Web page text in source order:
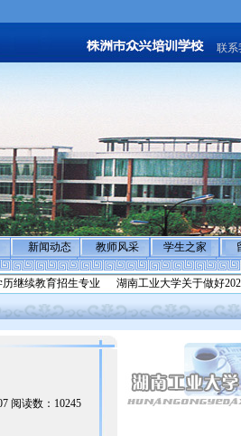
联系
新闻动态 教师风采 学生之家
续教育招生专业 湖南工业大学关于做好2026级
阅读数：10245